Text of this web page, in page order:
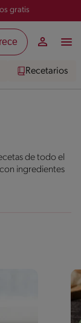
gratis
Recetarios
de todo el
ingredientes